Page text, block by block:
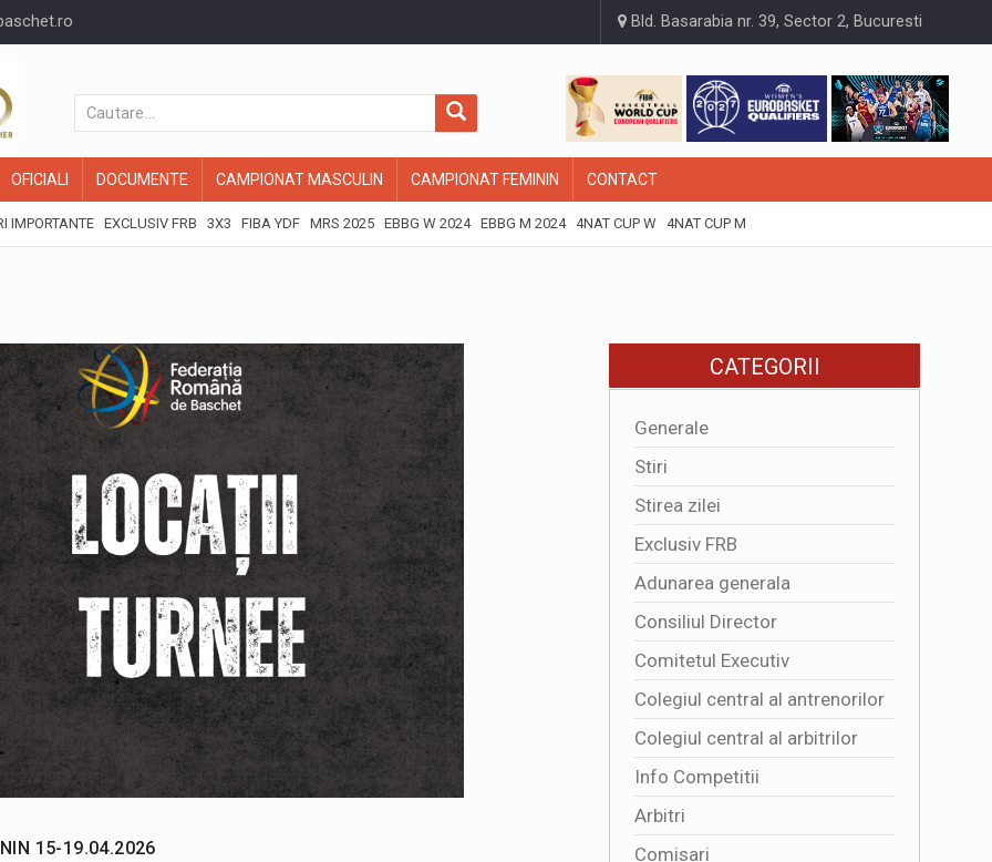
Bld. Basarabia nr. 39, Sector 2, Bucuresti
OFICIALI DOCUMENTE CAMPIONAT MASCULIN CAMPIONAT FEMININ CONTACT
IMPORTANTE EXCLUSIV FRB 3X3 FIBA YDF MRS 2025 EBBG W 2024 EBBG M 2024 4NAT CUP W 4NAT CUP M
15-19.04.2026
CATEGORII
Generale
Stiri
Stirea zilei
Exclusiv FRB
Adunarea generala
Consiliul Director
Comitetul Executiv
Colegiul central al antrenorilor
Colegiul central al arbitrilor
Info Competitii
Arbitri
Comisari